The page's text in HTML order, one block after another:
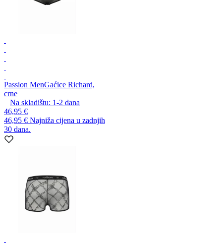
Passion MenGaćice Richard,
crne
Na skladištu: 1-2 dana
46,95 €
46,95 € Najniža cijena u zadnjih
30 dana.